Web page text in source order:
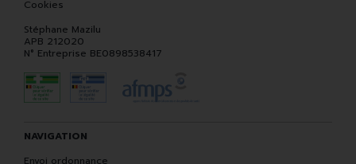
Cookies
Stéphane Mazilu
APB 212020
N° Entreprise BE0898538417
NAVIGATION
Envoi ordonnance